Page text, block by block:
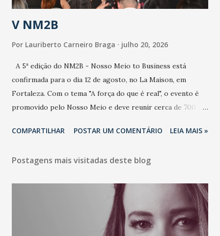
estratificação do risco da doença, para não so...
V NM2B
Por Lauriberto Carneiro Braga julho 20, 2026
A 5ª edição do NM2B - Nosso Meio to Business está
confirmada para o dia 12 de agosto, no La Maison, em
Fortaleza. Com o tema "A força do que é real", o evento é
promovido pelo Nosso Meio e deve reunir cerca de 700
e lideranças do Mercado Nacional. Desde 2022, o NM2B
de negócios do Nordeste, reunindo profissionais de marcas
LinkedIn, VISA, Grupo 3corações, TikTok e M. Dias Branco.
A nova edição chega em um momento em que autenticidade
e consistência ganham peso nas conversas sobre marca,
liderança e estratégia. - Vivemos um momento em que todo
COMPARTILHAR POSTAR UM COMENTÁRIO LEIA MAIS »
Postagens mais visitadas deste blog